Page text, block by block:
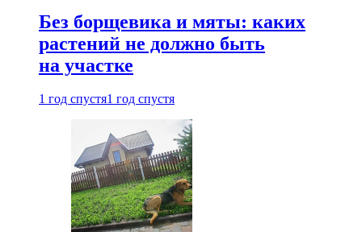
Без борщевика и мяты: каких
растений не должно быть
на участке
1 год спустя1 год спустя